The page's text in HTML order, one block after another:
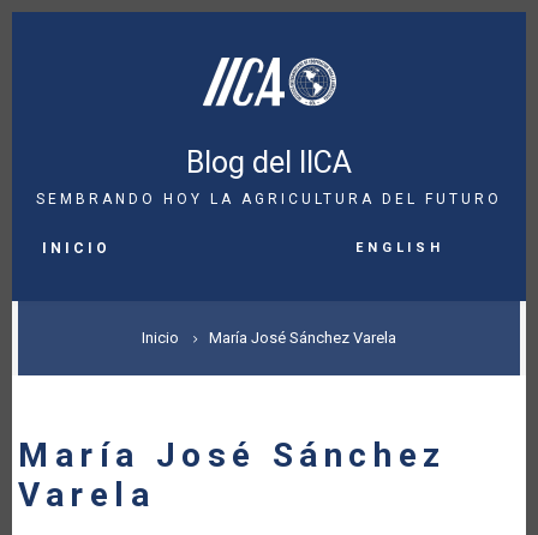
Pasar
Blog del IICA
SEMBRANDO HOY LA AGRICULTURA DEL FUTURO
NAVIGATION
INICIO English
SOBRESCRIBIR
ENLACES
AYUDA
Inicio María José Sánchez Varela
María José Sánchez
Varela